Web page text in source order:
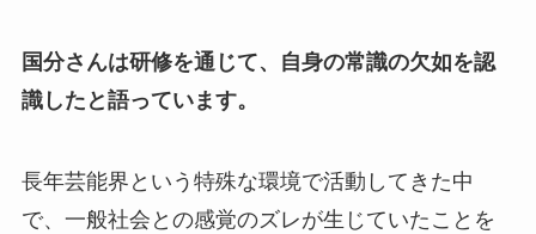
国分さんは研修を通じて、自身の常識の欠如を認
識したと語っています。
長年芸能界という特殊な環境で活動してきた中
で、一般社会との感覚のズレが生じていたことを